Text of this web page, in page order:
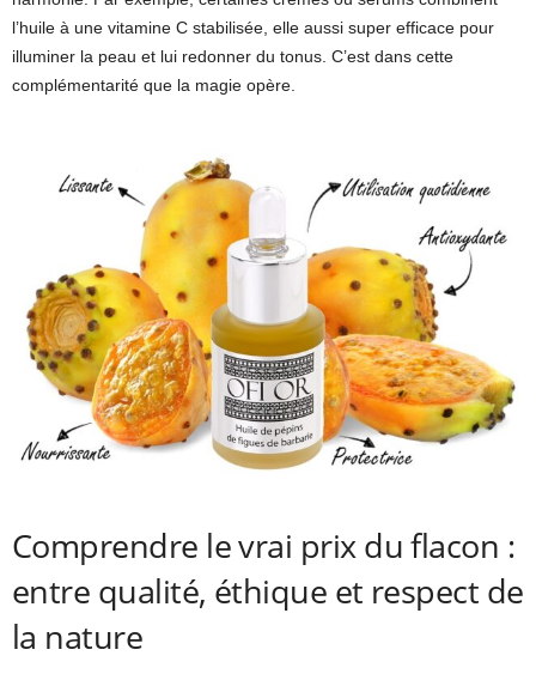
l’huile à une vitamine C stabilisée, elle aussi super efficace pour
illuminer la peau et lui redonner du tonus. C’est dans cette
complémentarité que la magie opère.
Comprendre le vrai prix du flacon :
entre qualité, éthique et respect de
la nature